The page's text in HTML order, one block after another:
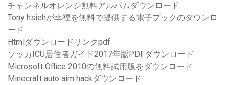
チャンネルオレンジ無料アルバムダウンロード
Tony hsiehが幸福を無料で提供する電子ブックのダウンロ
ード
Htmlダウンロードリンクpdf
ソッカICU居住者ガイド2017年版PDFダウンロード
Microsoft Office 2010の無料試用版をダウンロード
Minecraft auto aim hackダウンロード